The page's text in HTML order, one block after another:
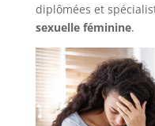
diplômées et
sexuelle féminine.